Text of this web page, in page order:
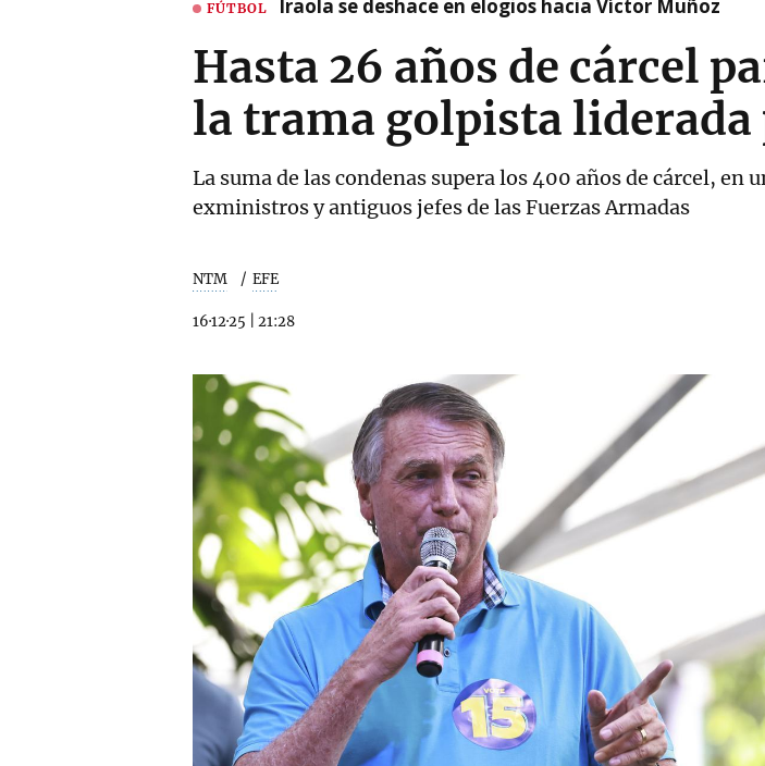
FÚTBOL Iraola se deshace en elogios hacia Víctor Muñoz
Hasta 26 años de cárcel
la trama golpista
La suma de las condenas supera los 400 años de cárcel,
exministros y antiguos jefes de las Fuerzas Armadas
NTM EFE
16·12·25 21:28